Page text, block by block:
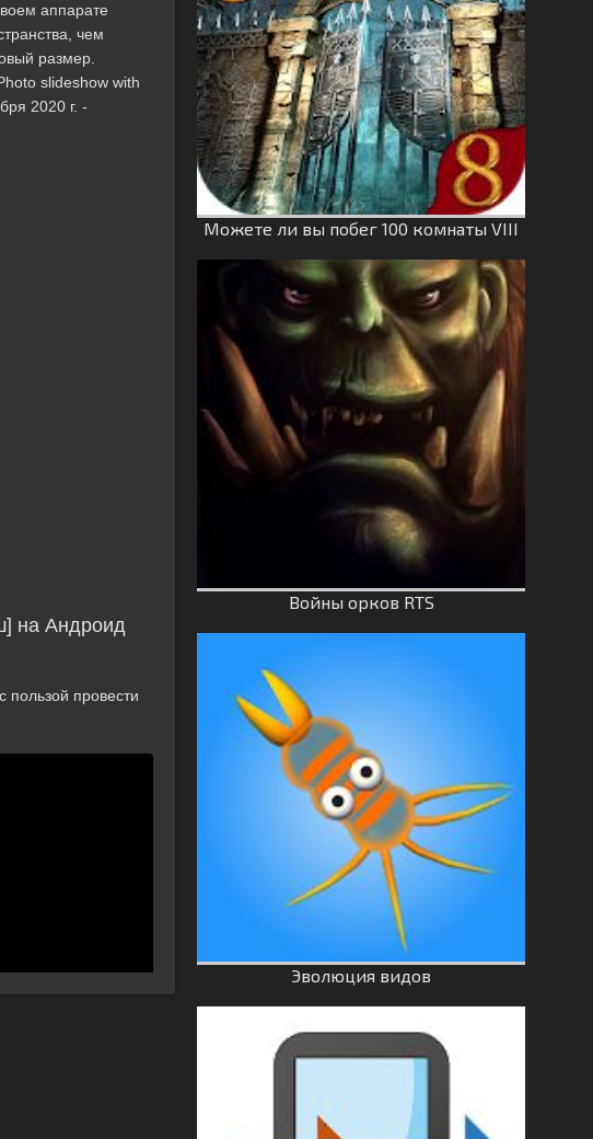
аппарате
чем
размер.
slideshow with
2020 г. -
на Андроид
пользой провести
Можете ли вы побег 100 комнаты VIII
Войны орков RTS
Эволюция видов